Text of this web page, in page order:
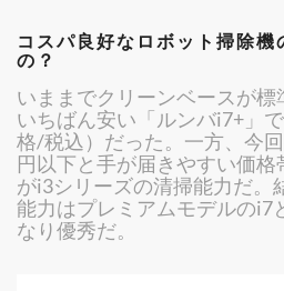
コスパ良好なロボット掃除機
の？
いままでクリーンベースが標
いちばん安い「ルンバi7+」
格/税込）だった。一方、今
円以下と手が届きやすい価
がi3シリーズの清掃能力だ。
能力はプレミアムモデルのi7
なり優秀だ。